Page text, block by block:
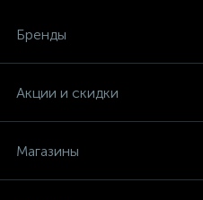
Бренды
Акции и скидки
Магазины